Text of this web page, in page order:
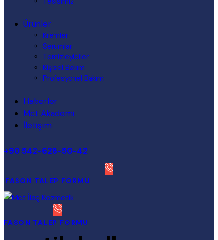
Ürünler
Kremler
Serumlar
Temizleyiciler
Kişisel Bakım
Profesyonel Bakım
Haberler
Mct Akademi
İletişim
+90 542-628-50-42
FASON TALEP FORMU
FASON TALEP FORMU